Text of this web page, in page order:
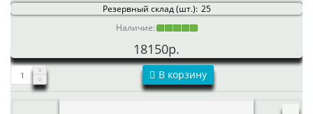
Резервный склад (шт.): 25
Наличие:
18150р.
В корзину